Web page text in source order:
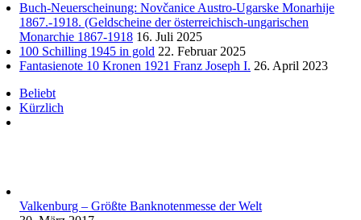
Buch-Neuerscheinung: Novčanice Austro-Ugarske Monarhije
1867.-1918. (Geldscheine der österreichisch-ungarischen
Monarchie 1867-1918 16. Juli 2025
100 Schilling 1945 in gold 22. Februar 2025
Fantasienote 10 Kronen 1921 Franz Joseph I. 26. April 2023
Beliebt
Kürzlich
Valkenburg – Größte Banknotenmesse der Welt